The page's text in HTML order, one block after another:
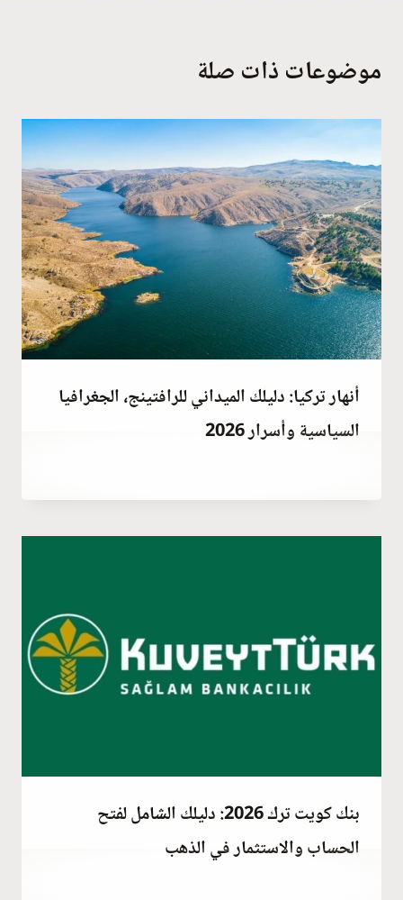
موضوعات ذات صلة
أنهار تركيا: دليلك الميداني للرافتينج، الجغرافيا
السياسية وأسرار 2026
Hatice
بنك كويت ترك 2026: دليلك الشامل لفتح
الحساب والاستثمار في الذهب